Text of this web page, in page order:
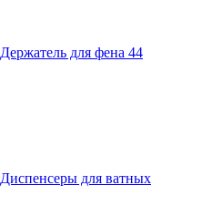
Держатель для фена 44
Диспенсеры для ватных